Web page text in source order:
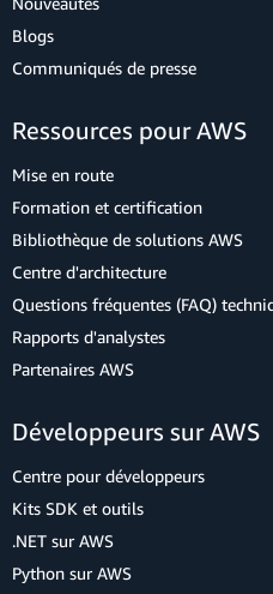
Blogs
Communiqués de presse
Ressources pour AWS
Mise en route
Formation et certification
Bibliothèque de solutions AWS
Centre d'architecture
Questions fréquentes (FAQ)
Rapports d'analystes
Partenaires AWS
Développeurs sur AWS
Centre pour développeurs
Kits SDK et outils
.NET sur AWS
Python sur AWS